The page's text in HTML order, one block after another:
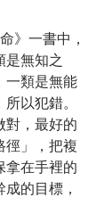
》一書中，
是無知之
一類是無能
以犯錯。
對，最好的
徑」，把複
拿在手裡的
的目標，